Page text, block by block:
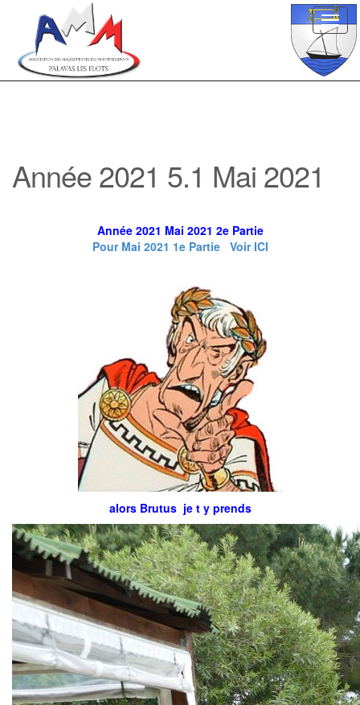
Année 2021 5.1 Mai 2021
Année 2021 Mai 2021 2e Partie
Pour Mai 2021 1e Partie Voir ICI
alors Brutus je t y prends